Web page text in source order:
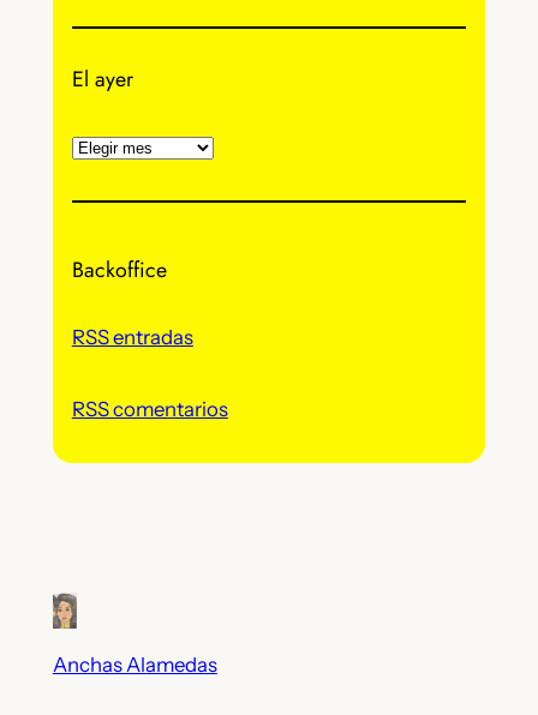
El ayer
A
c
i
o
Backoffice
RSS entradas
RSS comentarios
Anchas Alamedas